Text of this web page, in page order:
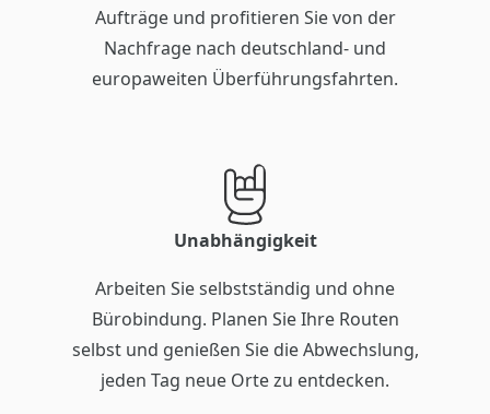
Aufträge und profitieren Sie von der
Nachfrage nach deutschland- und
europaweiten Überführungsfahrten.
Unabhängigkeit
Arbeiten Sie selbstständig und ohne
Bürobindung. Planen Sie Ihre Routen
selbst und genießen Sie die Abwechslung,
jeden Tag neue Orte zu entdecken.